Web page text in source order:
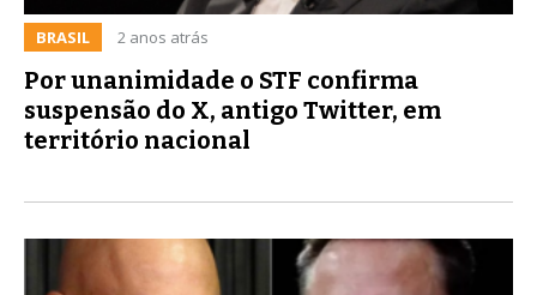
BRASIL 2 anos atrás
Por unanimidade o STF confirma
suspensão do X, antigo Twitter, em
território nacional